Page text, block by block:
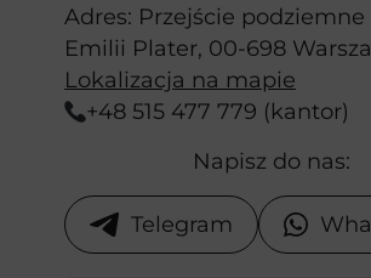
Adres: Przejście podziemne
Emilii Plater, 00-698
Lokalizacja na mapie
+48 515 477 779 (kantor)
Napisz do nas:
Telegram